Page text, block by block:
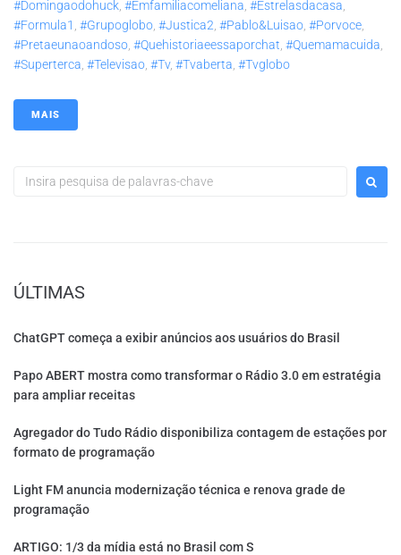
#domingaodohuck #emfamiliacomeliana #estrelasdacasa
#formula1 #grupoglobo #justica2 #pablo&luisao #porvoce
#pretaeunaoandoso #quehistoriaeessaporchat #quemamacuida
#superterca #televisao #tv, #tvaberta #tvglobo
MAIS
ÚLTIMAS
ChatGPT começa a exibir anúncios aos usuários do Brasil
Papo ABERT mostra como transformar o Rádio 3.0 em estratégia
para ampliar receitas
Agregador do Tudo Rádio disponibiliza contagem de estações por
formato de programação
Light FM anuncia modernização técnica e renova grade de
programação
ARTIGO: 1/3 da mídia está no Brasil com S